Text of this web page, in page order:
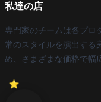
私達の店
専門家のチームは各プロ
常のスタイルを演出する
め、さまざまな価格で幅